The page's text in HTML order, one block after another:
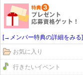
[→メンバー特典の詳細をみる]
お気に入り
行きたいイベント